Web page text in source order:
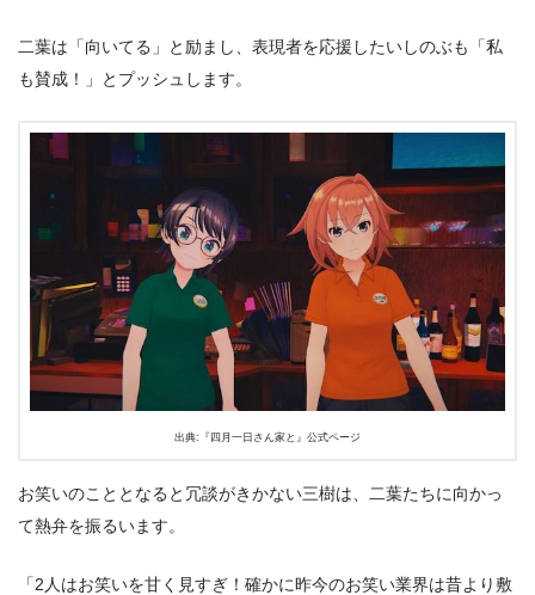
二葉は「向いてる」と励まし、表現者を応援したいしのぶも「私
も賛成！」とプッシュします。
出典:『四月一日さん家と』公式ページ
お笑いのこととなると冗談がきかない三樹は、二葉たちに向かっ
て熱弁を振るいます。
「2人はお笑いを甘く見すぎ！確かに昨今のお笑い業界は昔より敷